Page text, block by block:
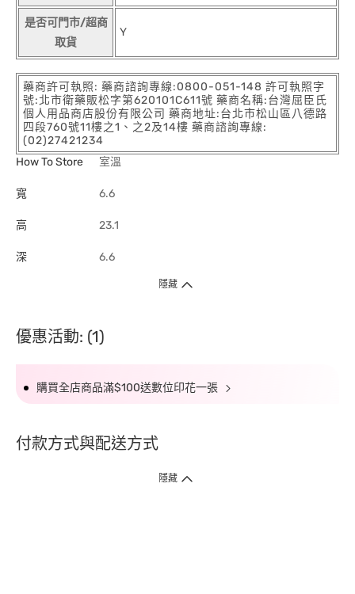
是否可門市/超商
取貨
Y
藥商許可執照: 藥商諮詢專線:0800-051-148 許可執照字
號:北市衛藥販松字第620101C611號 藥商名稱:台灣屈臣氏
個人用品商店股份有限公司 藥商地址:台北市松山區八德路
四段760號11樓之1、之2及14樓 藥商諮詢專線:
(02)27421234
How To Store
室溫
寬 6.6
高 23.1
深 6.6
隱藏
優惠活動: (1)
購買全店商品滿$100送數位印花一張
付款方式與配送方式
隱藏